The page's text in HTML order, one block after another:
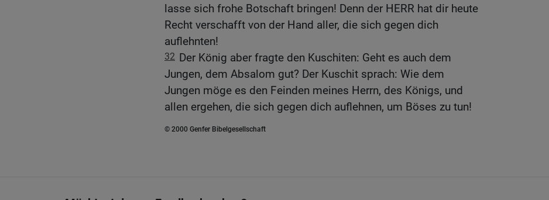
lasse sich frohe Botschaft bringen! Denn der HERR hat dir heute
Recht verschafft von der Hand aller, die sich gegen dich
auflehnten!
32 Der König aber fragte den Kuschiten: Geht es auch dem
Jungen, dem Absalom gut? Der Kuschit sprach: Wie dem
Jungen möge es den Feinden meines Herrn, des Königs, und
allen ergehen, die sich gegen dich auflehnen, um Böses zu tun!
© 2000 Genfer Bibelgesellschaft